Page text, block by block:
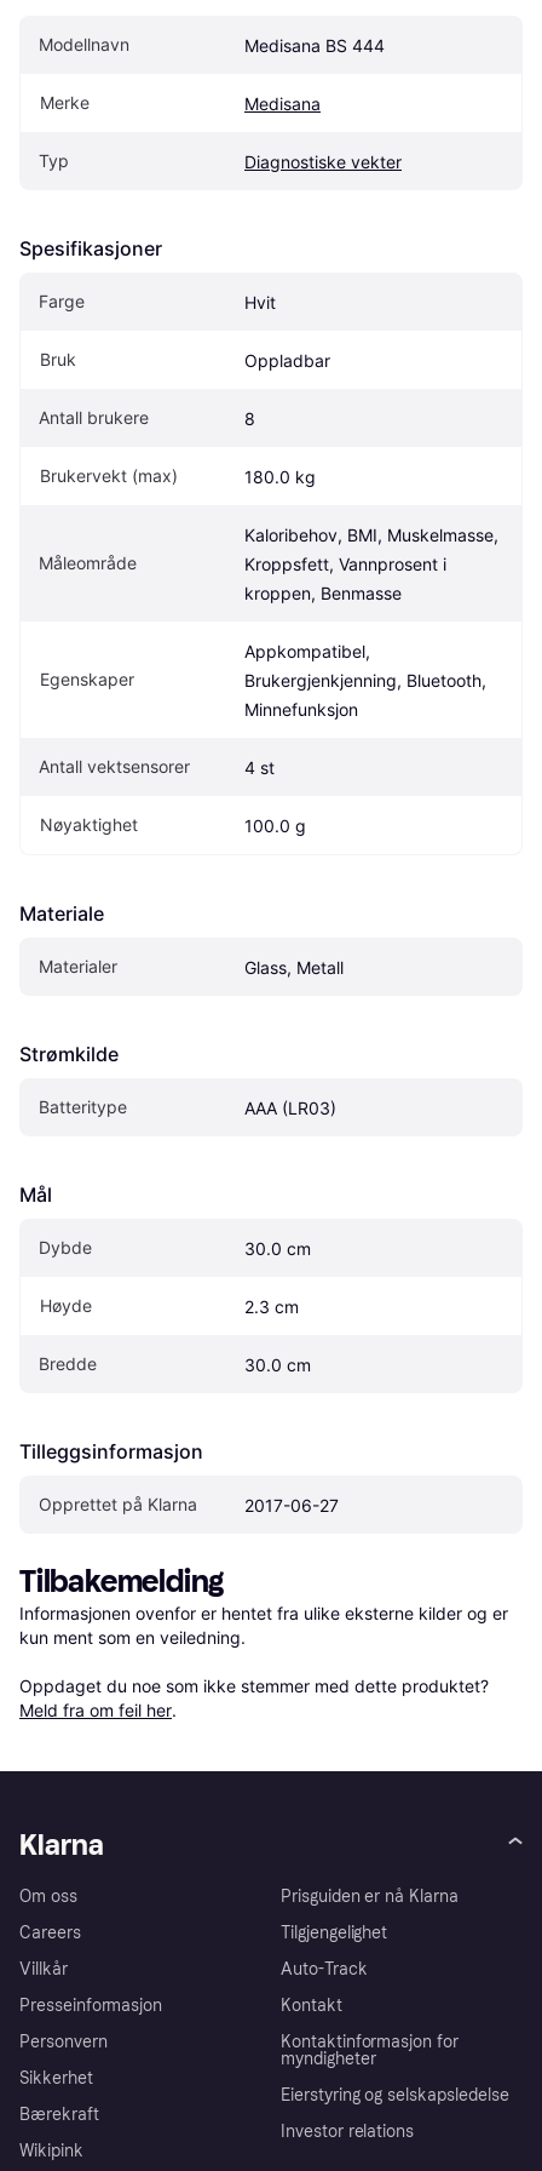
Modellnavn Medisana BS 444
Merke Medisana
Typ Diagnostiske vekter
Spesifikasjoner
Farge Hvit
Bruk Oppladbar
Antall brukere 8
Brukervekt (max) 180.0 kg
Måleområde
Kaloribehov, BMI, Muskelmasse,
Kroppsfett, Vannprosent i
kroppen, Benmasse
Egenskaper
Appkompatibel,
Brukergjenkjenning, Bluetooth,
Minnefunksjon
Antall vektsensorer 4 st
Nøyaktighet 100.0 g
Materiale
Materialer Glass, Metall
Strømkilde
Batteritype AAA (LR03)
Mål
Dybde 30.0 cm
Høyde 2.3 cm
Bredde 30.0 cm
Tilleggsinformasjon
Opprettet på Klarna 2017-06-27
Tilbakemelding
Informasjonen ovenfor er hentet fra ulike eksterne kilder og er
kun ment som en veiledning.
Oppdaget du noe som ikke stemmer med dette produktet?
Meld fra om feil her.
Klarna
Om oss
Careers
Villkår
Presseinformasjon
Personvern
Sikkerhet
Bærekraft
Wikipink
Prisguiden er nå Klarna
Tilgjengelighet
Auto-Track
Kontakt
Kontaktinformasjon for
myndigheter
Eierstyring og selskapsledelse
Investor relations